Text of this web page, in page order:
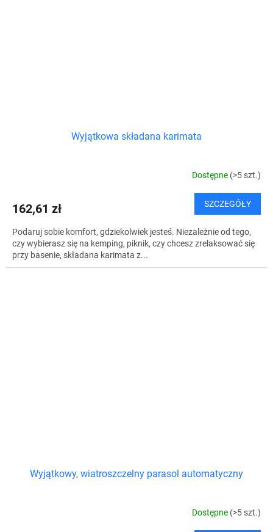
Wyjątkowa składana karimata
Dostępne (>5 szt.)
162,61 zł SZCZEGÓŁY
Podaruj sobie komfort, gdziekolwiek jesteś. Niezależnie od tego,
czy wybierasz się na kemping, piknik, czy chcesz zrelaksować się
przy basenie, składana karimata z...
Wyjątkowy, wiatroszczelny parasol automatyczny
Dostępne (>5 szt.)